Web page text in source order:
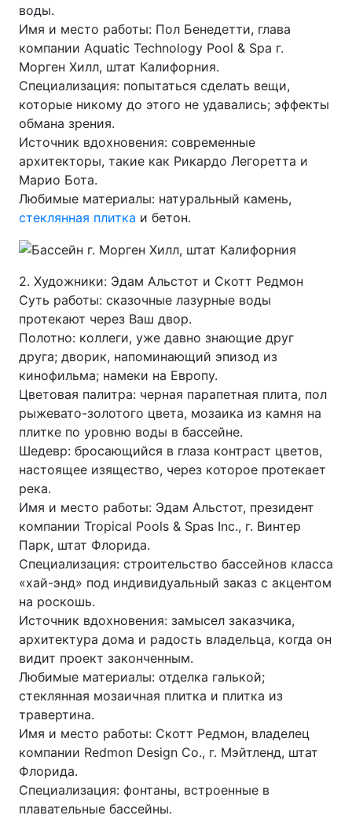
воды.
Имя и место работы: Пол Бенедетти, глава
компании Aquatic Technology Pool & Spa г.
Морген Хилл, штат Калифорния.
Специализация: попытаться сделать вещи,
которые никому до этого не удавались; эффекты
обмана зрения.
Источник вдохновения: современные
архитекторы, такие как Рикардо Легоретта и
Марио Бота.
Любимые материалы: натуральный камень,
стеклянная плитка и бетон.
2. Художники: Эдам Альстот и Скотт Редмон
Суть работы: сказочные лазурные воды
протекают через Ваш двор.
Полотно: коллеги, уже давно знающие друг
друга; дворик, напоминающий эпизод из
кинофильма; намеки на Европу.
Цветовая палитра: черная парапетная плита, пол
рыжевато-золотого цвета, мозаика из камня на
плитке по уровню воды в бассейне.
Шедевр: бросающийся в глаза контраст цветов,
настоящее изящество, через которое протекает
река.
Имя и место работы: Эдам Альстот, президент
компании Tropical Pools & Spas Inc., г. Винтер
Парк, штат Флорида.
Специализация: строительство бассейнов класса
«хай-энд» под индивидуальный заказ с акцентом
на роскошь.
Источник вдохновения: замысел заказчика,
архитектура дома и радость владельца, когда он
видит проект законченным.
Любимые материалы: отделка галькой;
стеклянная мозаичная плитка и плитка из
травертина.
Имя и место работы: Скотт Редмон, владелец
компании Redmon Design Co., г. Мэйтленд, штат
Флорида.
Специализация: фонтаны, встроенные в
плавательные бассейны.